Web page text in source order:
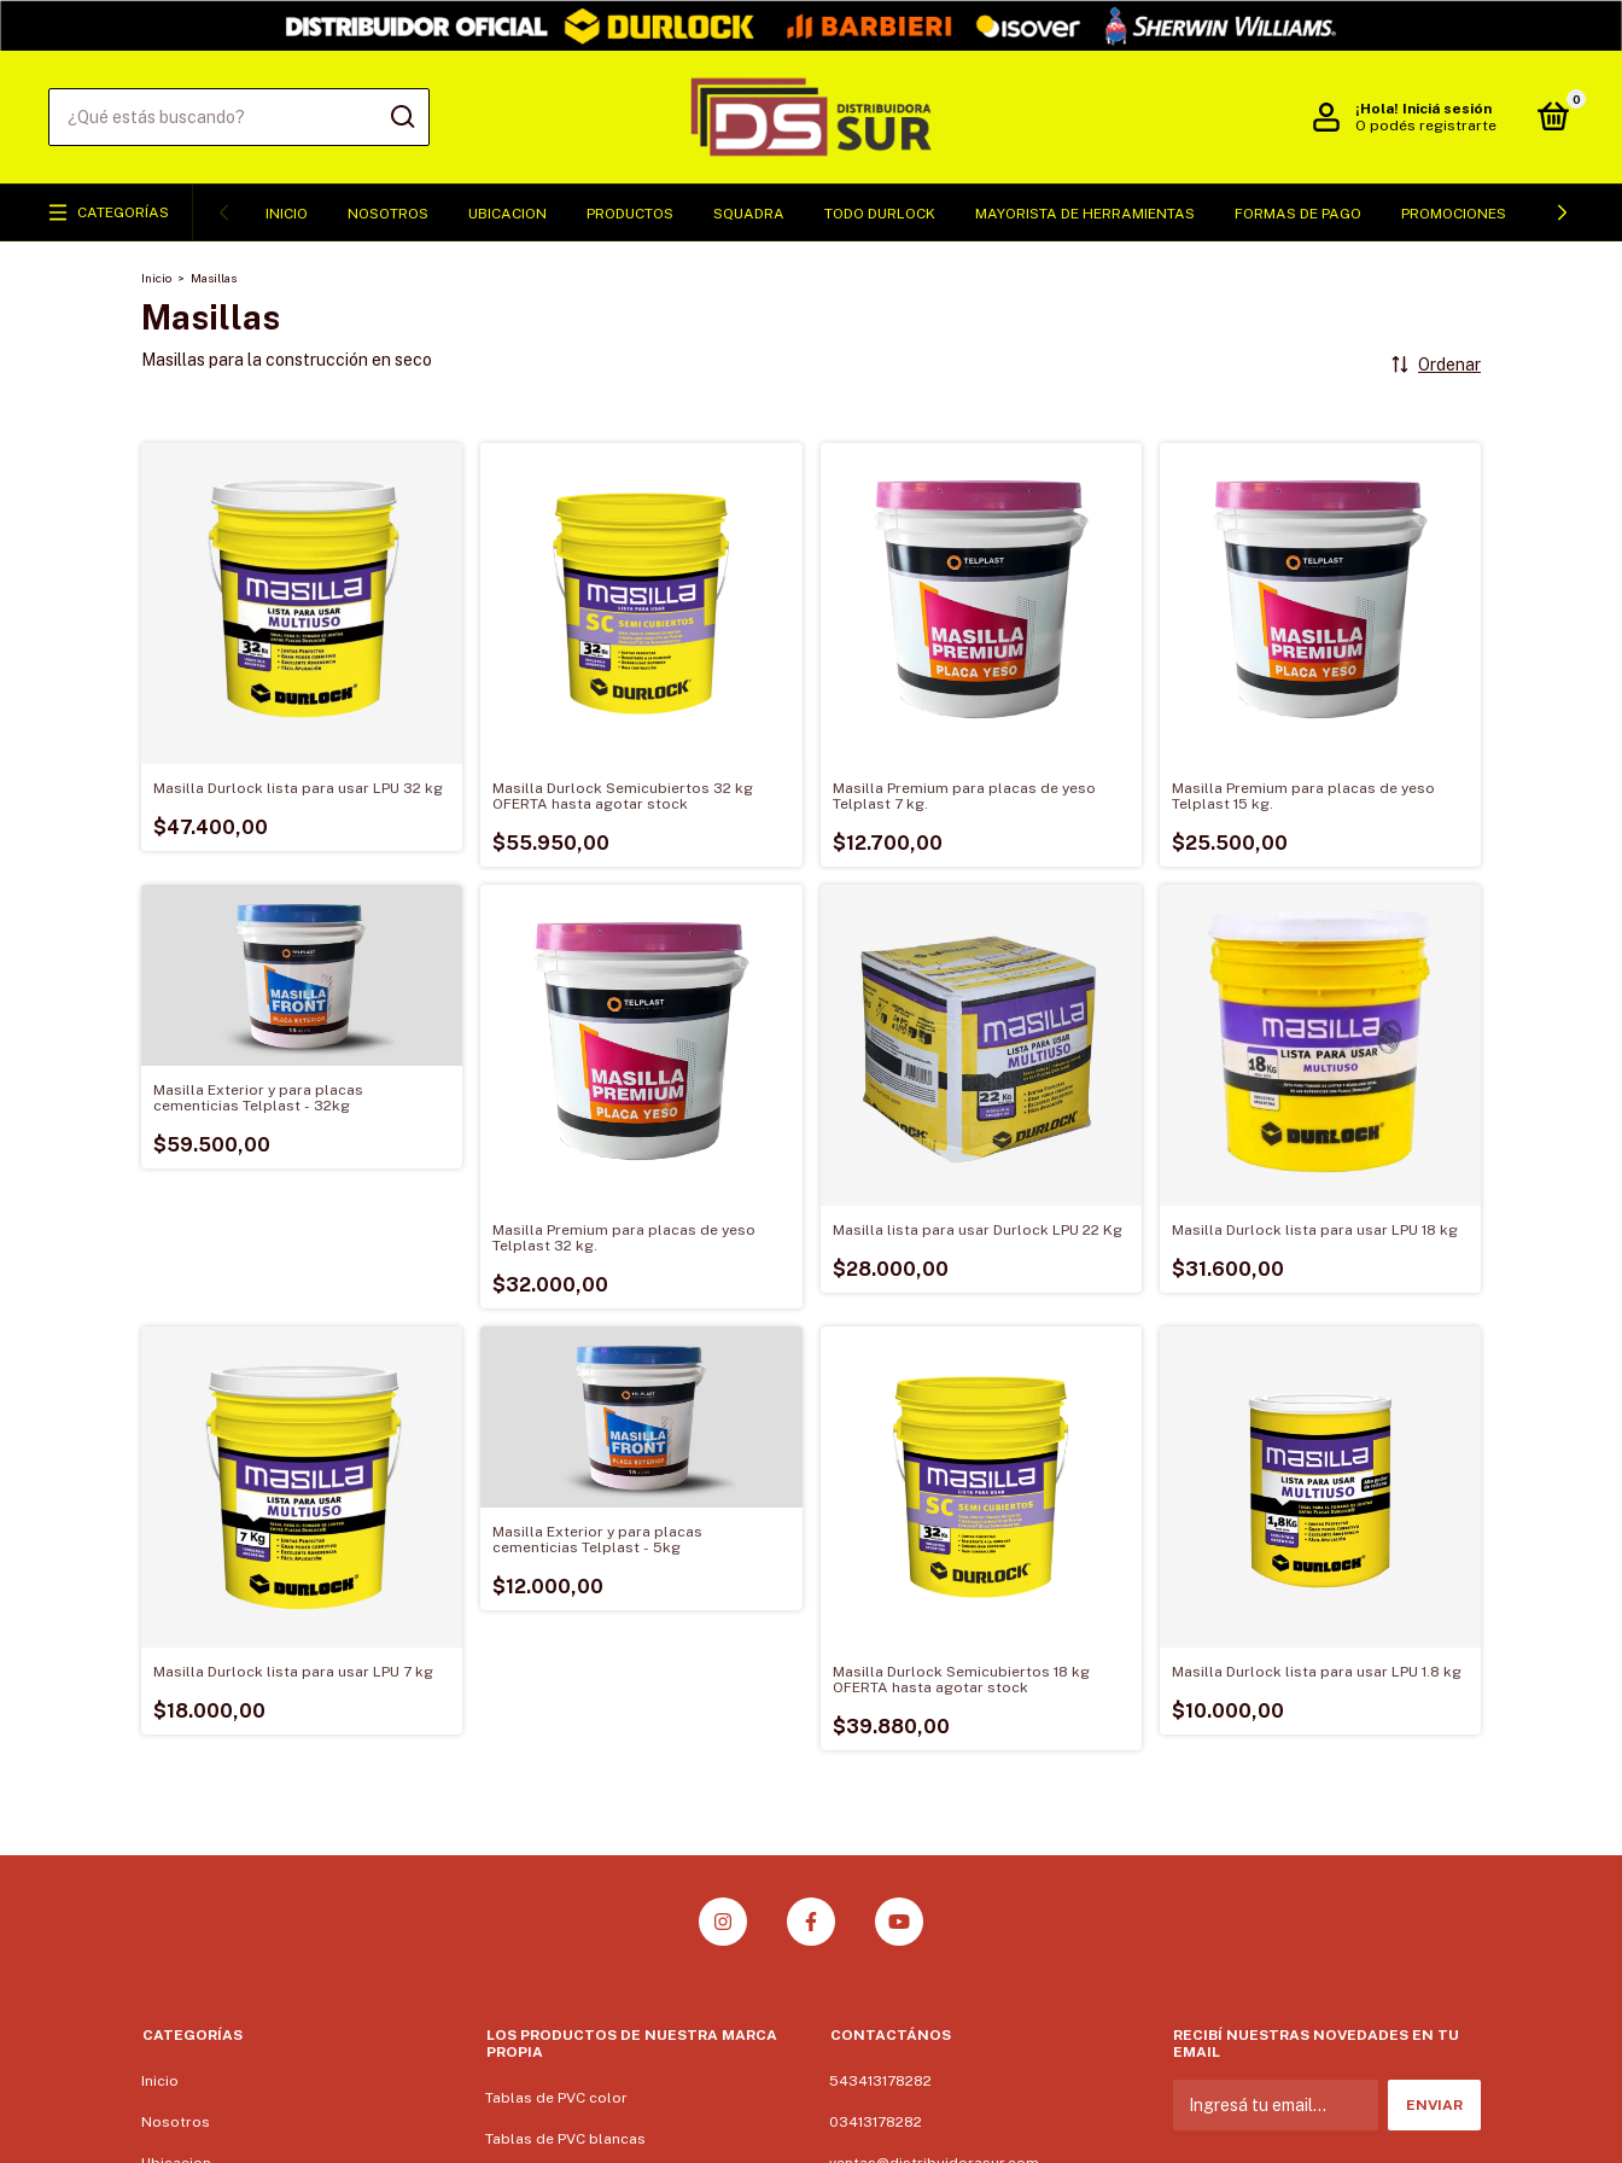
¡Hola! Iniciá sesión
O podés registrarte
0
CATEGORÍAS INICIO NOSOTROS UBICACION PRODUCTOS SQUADRA TODO DURLOCK MAYORISTA DE HERRAMIENTAS FORMAS DE PAGO PROMOCIONES POLÍTICAS
Inicio > Masillas
Masillas
Masillas para la construcción en seco Ordenar
Masilla Durlock lista para usar LPU 32 kg
$47.400,00
Masilla Durlock Semicubiertos 32 kg
OFERTA hasta agotar stock
$55.950,00
Masilla Premium para placas de yeso
Telplast 7 kg.
$12.700,00
Masilla Premium para placas de yeso
Telplast 15 kg.
$25.500,00
Masilla Exterior y para placas
cementicias Telplast - 32kg
$59.500,00
Masilla Premium para placas de yeso
Telplast 32 kg.
$32.000,00
Masilla lista para usar Durlock LPU 22 Kg
$28.000,00
Masilla Durlock lista para usar LPU 18 kg
$31.600,00
Masilla Durlock lista para usar LPU 7 kg
$18.000,00
Masilla Exterior y para placas
cementicias Telplast - 5kg
$12.000,00
Masilla Durlock Semicubiertos 18 kg
OFERTA hasta agotar stock
$39.880,00
Masilla Durlock lista para usar LPU 1.8 kg
$10.000,00
CATEGORÍAS
Inicio
Nosotros
LOS PRODUCTOS DE NUESTRA MARCA
PROPIA
Tablas de PVC color
Tablas de PVC blancas
CONTACTÁNOS
543413178282
03413178282
RECIBÍ NUESTRAS NOVEDADES EN TU
EMAIL